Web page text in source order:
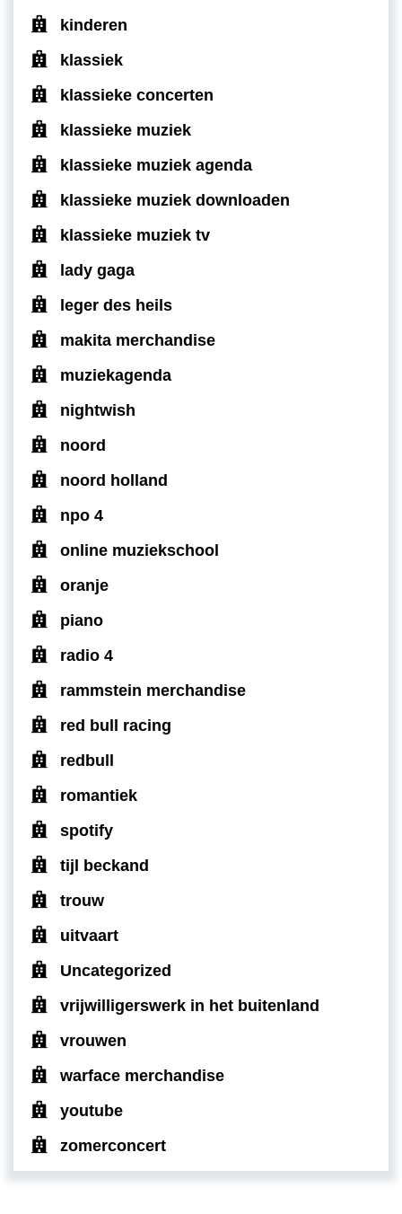
kinderen
klassiek
klassieke concerten
klassieke muziek
klassieke muziek agenda
klassieke muziek downloaden
klassieke muziek tv
lady gaga
leger des heils
makita merchandise
muziekagenda
nightwish
noord
noord holland
npo 4
online muziekschool
oranje
piano
radio 4
rammstein merchandise
red bull racing
redbull
romantiek
spotify
tijl beckand
trouw
uitvaart
Uncategorized
vrijwilligerswerk in het buitenland
vrouwen
warface merchandise
youtube
zomerconcert